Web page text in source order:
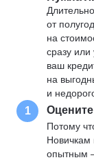
от
на
сразу или
ваш
на
и
1
Потому
Новичкам
опытным